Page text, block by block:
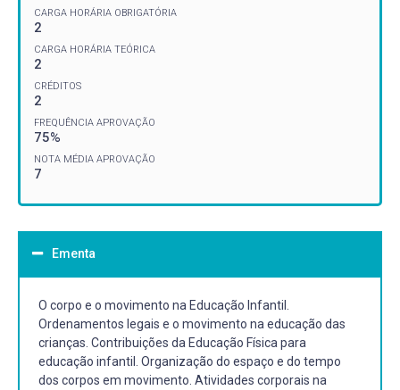
CARGA HORÁRIA OBRIGATÓRIA
2
CARGA HORÁRIA TEÓRICA
2
CRÉDITOS
2
FREQUÊNCIA APROVAÇÃO
75%
NOTA MÉDIA APROVAÇÃO
7
Ementa
O corpo e o movimento na Educação Infantil.
Ordenamentos legais e o movimento na educação das
crianças. Contribuições da Educação Física para
educação infantil. Organização do espaço e do tempo
dos corpos em movimento. Atividades corporais na